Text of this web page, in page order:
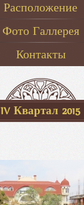
Расположение
Фото Галлерея
Контакты
IV Квартал 2015